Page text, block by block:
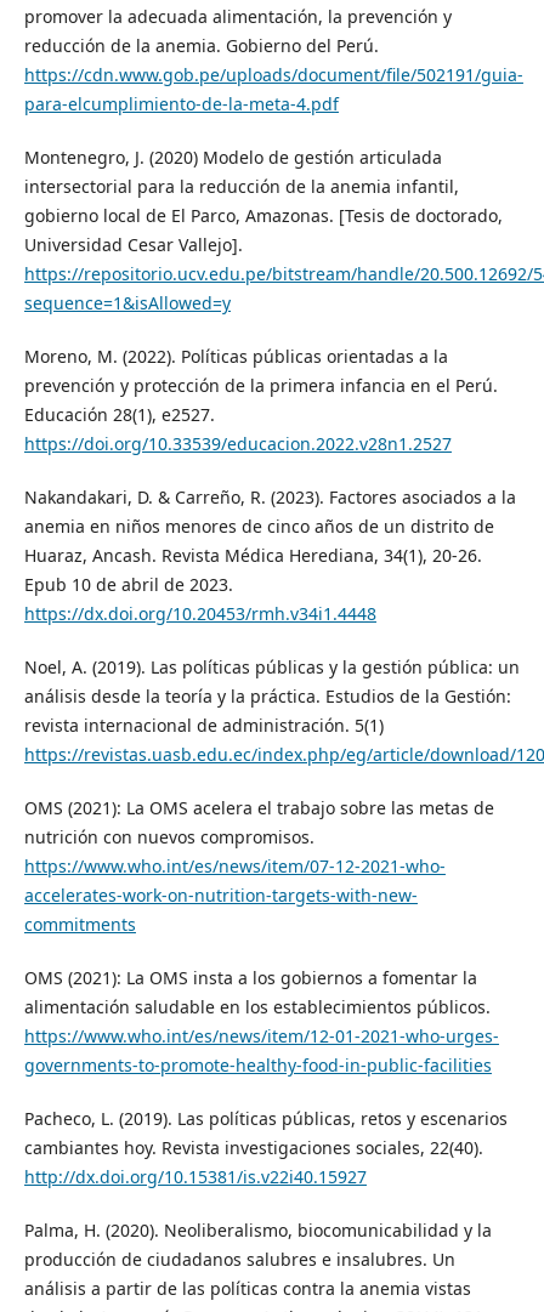
promover la adecuada alimentación, la prevención y
reducción de la anemia. Gobierno del Perú.
https://cdn.www.gob.pe/uploads/document/file/502191/guia-
para-elcumplimiento-de-la-meta-4.pdf
Montenegro, J. (2020) Modelo de gestión articulada
intersectorial para la reducción de la anemia infantil,
gobierno local de El Parco, Amazonas. [Tesis de doctorado,
Universidad Cesar Vallejo].
https://repositorio.ucv.edu.pe/bitstream/handle/20.500.12692/
sequence=1&isAllowed=y
Moreno, M. (2022). Políticas públicas orientadas a la
prevención y protección de la primera infancia en el Perú.
Educación 28(1), e2527.
https://doi.org/10.33539/educacion.2022.v28n1.2527
Nakandakari, D. & Carreño, R. (2023). Factores asociados a la
anemia en niños menores de cinco años de un distrito de
Huaraz, Ancash. Revista Médica Herediana, 34(1), 20-26.
Epub 10 de abril de 2023.
https://dx.doi.org/10.20453/rmh.v34i1.4448
Noel, A. (2019). Las políticas públicas y la gestión pública: un
análisis desde la teoría y la práctica. Estudios de la Gestión:
revista internacional de administración. 5(1)
https://revistas.uasb.edu.ec/index.php/eg/article/download/
OMS (2021): La OMS acelera el trabajo sobre las metas de
nutrición con nuevos compromisos.
https://www.who.int/es/news/item/07-12-2021-who-
accelerates-work-on-nutrition-targets-with-new-
commitments
OMS (2021): La OMS insta a los gobiernos a fomentar la
alimentación saludable en los establecimientos públicos.
https://www.who.int/es/news/item/12-01-2021-who-urges-
governments-to-promote-healthy-food-in-public-facilities
Pacheco, L. (2019). Las políticas públicas, retos y escenarios
cambiantes hoy. Revista investigaciones sociales, 22(40).
http://dx.doi.org/10.15381/is.v22i40.15927
Palma, H. (2020). Neoliberalismo, biocomunicabilidad y la
producción de ciudadanos salubres e insalubres. Un
análisis a partir de las políticas contra la anemia vistas